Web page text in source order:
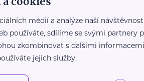
médií a analýze naší
používáte, sdílíme se svými partnery
zkombinovat s dalšími
jejich služby.